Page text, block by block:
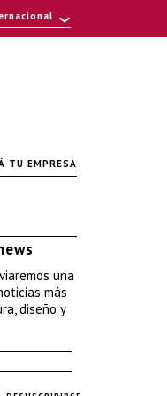
TU EMPRESA
una
más
diseño y